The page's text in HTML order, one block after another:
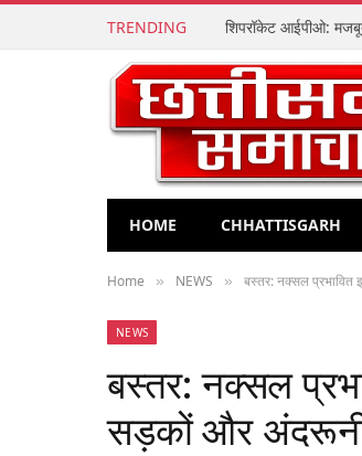
TRENDING
HOME CHHATTISGARH
Home » NEWS » बस्तर: नक्सल प्रभावित
NEWS
बस्तर: नक्सल
सड़कों और अंदरूनी